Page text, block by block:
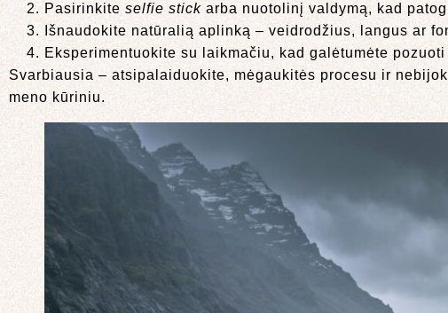
Pasirinkite selfie stick arba nuotolinį valdymą, kad
Išnaudokite natūralią aplinką – veidrodžius, langus ar
Eksperimentuokite su laikmačiu, kad galėtumėte
Svarbiausia – atsipalaiduokite, mėgaukitės procesu ir
meno kūriniu.